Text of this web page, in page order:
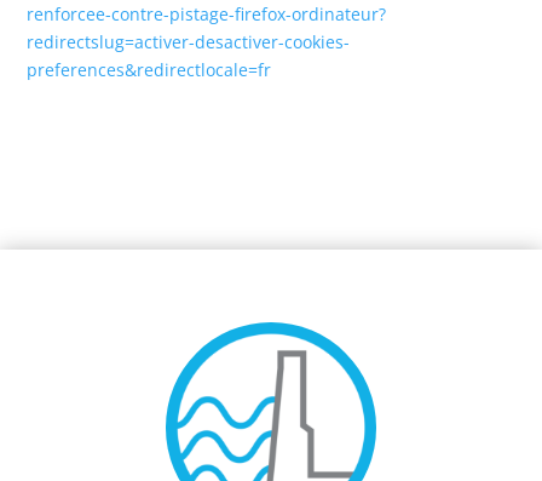
renforcee-contre-pistage-firefox-ordinateur?
redirectslug=activer-desactiver-cookies-
preferences&redirectlocale=fr